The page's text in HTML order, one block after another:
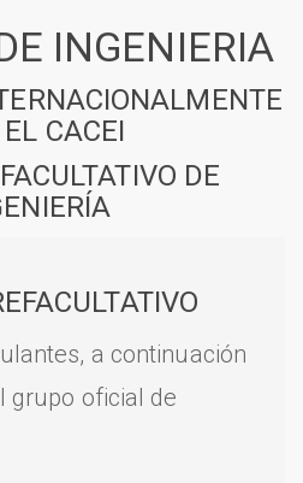
INGENIERIA
EL CACEI
DE
a continuación
grupo oficial de